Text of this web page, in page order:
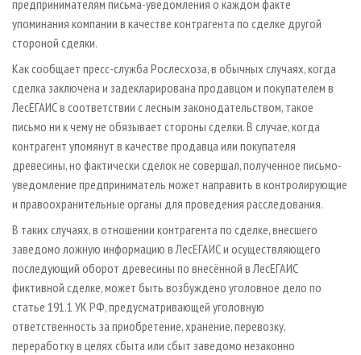
ПРОИЗВОДСТВО ДРЕВЕСНЫХ ПЛИТ
ДЕРЕВЯННОЕ ДОМОСТРОЕНИЕ
ПРОИЗВОДСТВО МЕБЕЛИ
БИОЭНЕРГЕТИКА
ЦБП
ИНСТРУМЕНТ И МАТЕРИАЛЫ
МОБИЛЬНЫЕ ВЫСТАВКИ
ОФИЦИАЛЬНЫЕ ДЕЛЕГАЦИИ
ПРИОРИТЕТНЫЕ ИНВЕСТПРОЕКТЫ
RUSSIAN FORESTRY REVIEW
ГАЗЕТА ЛЕСПРОМФОРУМ
БИБЛИОТЕКА СПЕЦИАЛИСТА
РЕКЛАМА НА САЙТЕ
предпринимателям письма-уведомления о каждом факте
упоминания компании в качестве контрагента по сделке другой
стороной сделки.
Как сообщает пресс-служба Рослесхоза, в обычных случаях, когда
сделка заключена и задекларирована продавцом и покупателем в
ЛесЕГАИС в соответствии с лесным законодательством, такое
письмо ни к чему не обязывает стороны сделки. В случае, когда
контрагент упомянут в качестве продавца или покупателя
древесины, но фактически сделок не совершал, полученное письмо-
уведомление предприниматель может направить в контролирующие
и правоохранительные органы для проведения расследования.
В таких случаях, в отношении контрагента по сделке, внесшего
заведомо ложную информацию в ЛесЕГАИС и осуществляющего
последующий оборот древесины по внесённой в ЛесЕГАИС
фиктивной сделке, может быть возбуждено уголовное дело по
статье 191.1 УК РФ, предусматривающей уголовную
ответственность за приобретение, хранение, перевозку,
переработку в целях сбыта или сбыт заведомо незаконно